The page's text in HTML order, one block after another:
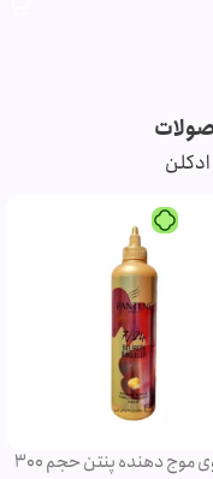
ریمل صورتی اروجینال